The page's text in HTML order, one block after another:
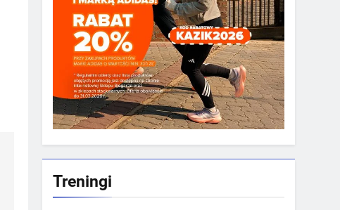
Treningi